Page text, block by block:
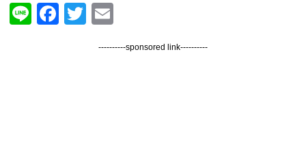
LineFacebook
Twitter
----------sponsored link----------